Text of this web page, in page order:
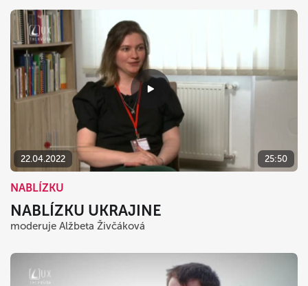
22.04.2022 25:50
NABLÍZKU
NABLÍZKU UKRAJINE
moderuje Alžbeta Živčáková